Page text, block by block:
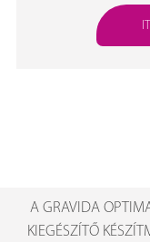
A GRAVIDA
KIEGÉSZÍTŐ